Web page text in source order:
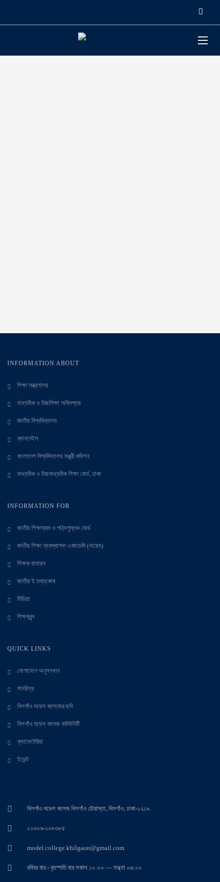
INFORMATION ABOUT
শিক্ষা মন্ত্রণালয়
মাধ্যমিক ও উচ্চশিক্ষা অধিদপ্তর
জাতীয় বিশ্ববিদ্যালয়
ব্যানবেইস
বাংলাদেশ বিশ্ববিদ্যালয় মঞ্জুরী কমিশন
মাধ্যমিক ও উচ্চমাধ্যমিক শিক্ষা বোর্ড, ঢাকা
INFORMATION FOR
জাতীয় শিক্ষাক্রম ও পাঠ্যপুস্তক বোর্ড
জাতীয় শিক্ষা ব্যবস্থাপনা একাডেমি (নায়েম)
শিক্ষক বাতায়ন
জাতীয় ই তথ্যকোষ
মিডিয়া
শিক্ষকবৃন্দ
QUICK LINKS
যোগাযোগ অনুসন্ধান
মানচিত্র
খিলগাঁও মডেল কলেজের ছবি
খিলগাঁও মডেল কলেজ কমিউনিটি
ক্যাফেটেরিয়া
ইভেন্ট
খিলগাঁও মডেল কলেজ খিলগাঁও চৌরাস্তা, খিলগাঁও, ঢাকা-১২১৯.
০১৩০৯-১০৮৩৮৫
model.college.khilgaon@gmail.com
রবিবর বার - বৃহস্পতি বার সকাল ১০:০০ — সন্ধ্যা ০৬:০০